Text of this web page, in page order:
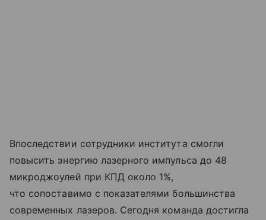
Впоследствии сотрудники института смогли
повысить энергию лазерного импульса до 48
микроджоулей при КПД около 1%,
что сопоставимо с показателями большинства
современных лазеров. Сегодня команда достигла